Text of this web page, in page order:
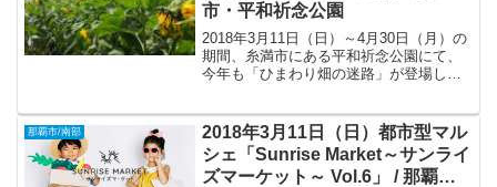
市・平和祈念公園
2018年3月11日（日）～4月30日（月）の
期間、糸満市にある平和祈念公園にて、
今年も「ひまわり畑の迷路」が登場しま
那覇市/南部
2018年3月11日（日）都市型マル
シェ「Sunrise Market～サンライ
ズマーケット～ Vol.6」 / 那覇